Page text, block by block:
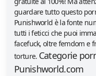
guardare tutto questo
Punishworld è la fonte
tutti i feticci che puoi
facefuck, oltre femdom e
torture. Categorie
Punishworld.com